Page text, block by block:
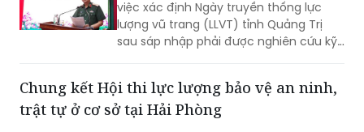
việc xác định Ngày truyền thống lực
lượng vũ trang (LLVT) tỉnh Quảng Trị
sau sáp nhập phải được nghiên cứu kỹ
Chung kết Hội thi lực lượng bảo vệ an ninh,
trật tự ở cơ sở tại Hải Phòng